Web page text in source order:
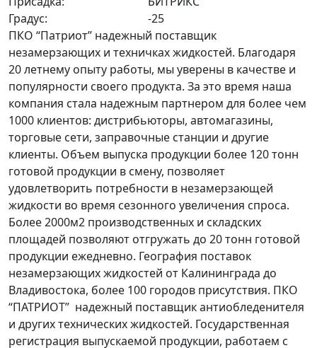
Градус:
-25
ПКО “Патриот” надежный поставщик
незамерзающих и техничках жидкостей. Благодаря
20 летнему опыту работы, мы уверены в качестве и
популярности своего продукта. За это время наша
компания стала надежным партнером для более чем
1000 клиентов: дистрибьюторы, автомагазины,
торговые сети, заправочные станции и другие
клиенты. Объем выпуска продукции более 120 тонн
готовой продукции в смену, позволяет
удовлетворить потребности в незамерзающей
жидкости во время сезонного увеличения спроса.
Более 2000м2 производственных и складских
площадей позволяют отгружать до 20 тонн готовой
продукции ежедневно. География поставок
незамерзающих жидкостей от Калининграда до
Владивостока, более 100 городов присутствия. ПКО
“ПАТРИОТ” надежный поставщик антиобледенителя
и других технических жидкостей. Государственная
регистрация выпускаемой продукции, работаем с